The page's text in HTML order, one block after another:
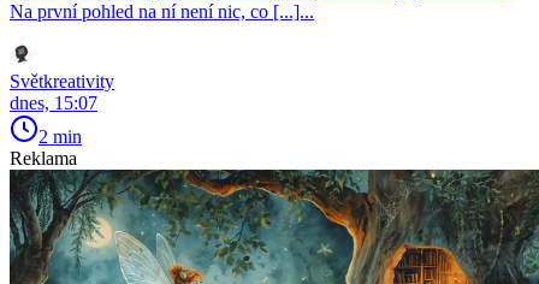
Na první pohled na ní není nic, co [...]...
Světkreativity
dnes, 15:07
2 min
Reklama